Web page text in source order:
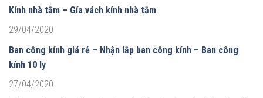
Kính nhà tắm – Gía vách kính nhà tắm
29/04/2020
Ban công kính giá rẻ – Nhận lắp ban công kính – Ban công
kính 10 ly
27/04/2020